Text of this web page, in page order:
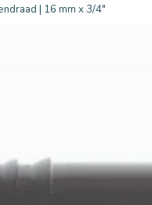
| 16 mm x 3/4"